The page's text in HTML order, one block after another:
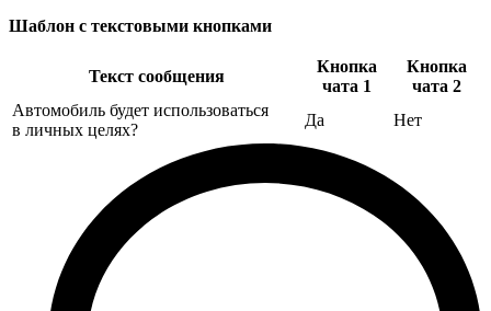
Шаблон с текстовыми кнопками
Текст сообщения
Кнопка
чата 1
Кнопка
чата 2
Автомобиль будет использоваться
в личных целях?
Да Нет